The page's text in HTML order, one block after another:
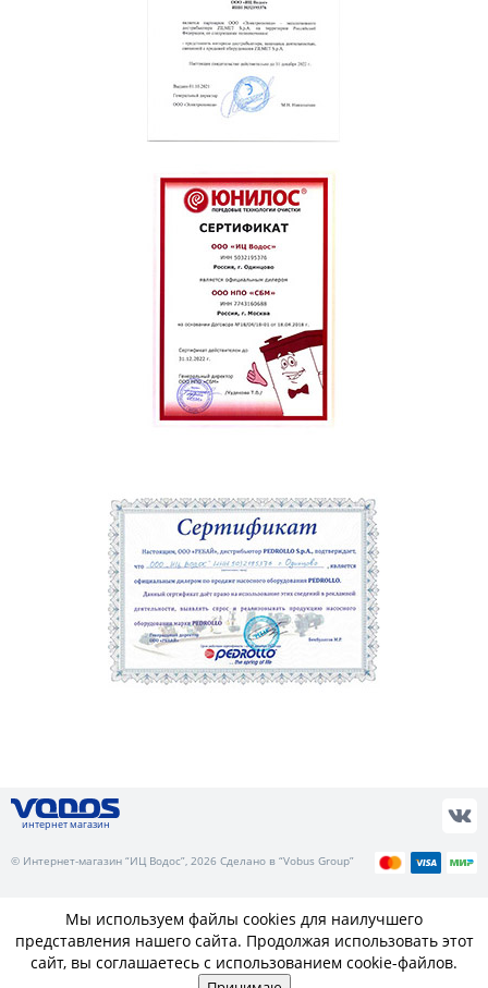
интернет магазин
© Интернет-магазин “ИЦ Водос”, 2026 Сделано в “Vobus Group”
Мы используем файлы cookies для наилучшего
представления нашего сайта. Продолжая использовать этот
сайт, вы соглашаетесь с использованием cookie-файлов.